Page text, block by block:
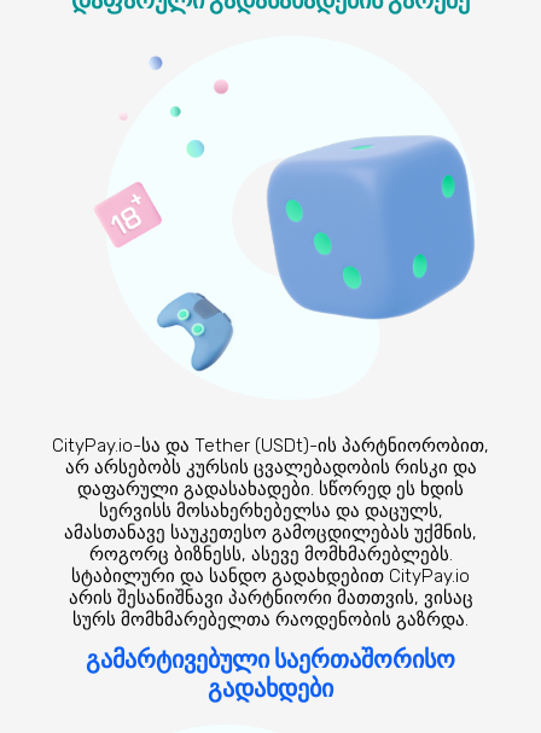
CityPay.io-სა და Tether (USDt)-ის პარტნიორობით,
არ არსებობს კურსის ცვალებადობის რისკი და
დაფარული გადასახადები. სწორედ ეს ხდის
სერვისს მოსახერხებელსა და დაცულს,
ამასთანავე საუკეთესო გამოცდილებას უქმნის,
როგორც ბიზნესს, ასევე მომხმარებლებს.
სტაბილური და სანდო გადახდებით CityPay.io
არის შესანიშნავი პარტნიორი მათთვის, ვისაც
სურს მომხმარებელთა რაოდენობის გაზრდა.
გამარტივებული საერთაშორისო
გადახდები